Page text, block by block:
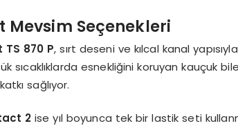
Mevsim Seçenekleri
870 P, sırt deseni ve kılcal kanal
sıcaklıklarda esnekliğini koruyan kauçuk
sağlıyor.
2 ise yıl boyunca tek bir lastik seti